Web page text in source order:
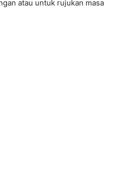
atau untuk rujukan masa